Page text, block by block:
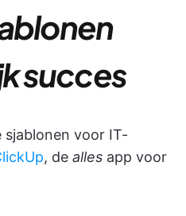
succes
sjablonen voor IT-
, de alles app voor